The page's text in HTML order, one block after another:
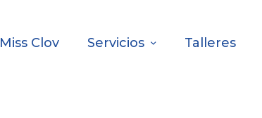
Clov Servicios Talleres